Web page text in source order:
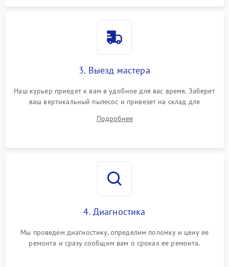
3. Выезд мастера
Наш курьер приедет к вам в удобное для вас время. Заберет
ваш вертикальный пылесос и привезет на склад для
Подробнее
4. Диагностика
Мы проведем диагностику, определим поломку и цену ее
ремонта и сразу сообщим вам о сроках ее ремонта.